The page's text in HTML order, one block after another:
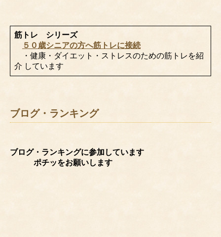
筋トレ シリーズ
５０歳シニアの方へ筋トレに接続
・健康・ダイエット・ストレスのための筋トレを紹
介 しています
ブログ・ランキング
ブログ・ランキングに参加しています
ポチッをお願いします